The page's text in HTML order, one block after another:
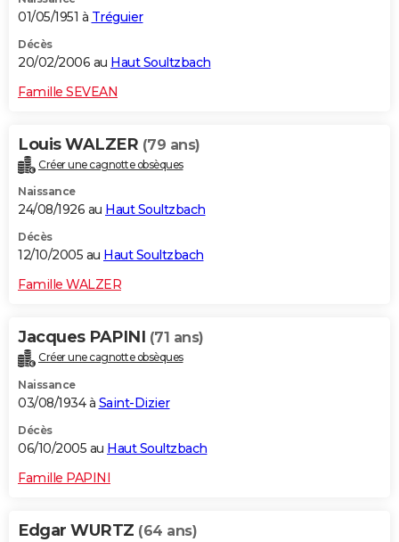
01/05/1951 à Tréguier
Décès
20/02/2006 au Haut Soultzbach
Famille SEVEAN
Louis WALZER (79 ans)
Créer une cagnotte obsèques
Naissance
24/08/1926 au Haut Soultzbach
Décès
12/10/2005 au Haut Soultzbach
Famille WALZER
Jacques PAPINI (71 ans)
Créer une cagnotte obsèques
Naissance
03/08/1934 à Saint-Dizier
Décès
06/10/2005 au Haut Soultzbach
Famille PAPINI
Edgar WURTZ (64 ans)